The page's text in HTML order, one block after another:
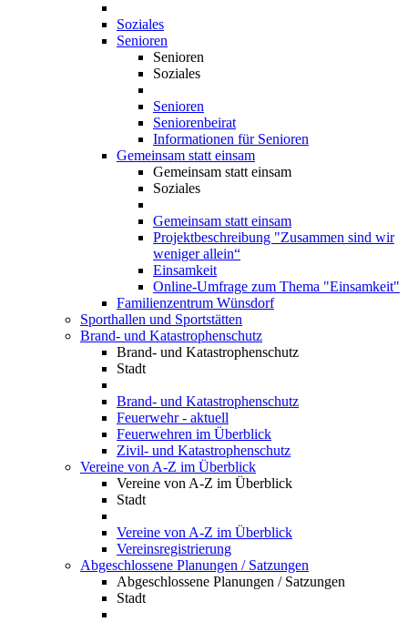
Soziales
Senioren
Senioren
Soziales
Senioren
Seniorenbeirat
Informationen für Senioren
Gemeinsam statt einsam
Gemeinsam statt einsam
Soziales
Gemeinsam statt einsam
Projektbeschreibung "Zusammen sind wir
weniger allein“
Einsamkeit
Online-Umfrage zum Thema "Einsamkeit"
Familienzentrum Wünsdorf
Sporthallen und Sportstätten
Brand- und Katastrophenschutz
Brand- und Katastrophenschutz
Stadt
Brand- und Katastrophenschutz
Feuerwehr - aktuell
Feuerwehren im Überblick
Zivil- und Katastrophenschutz
Vereine von A-Z im Überblick
Vereine von A-Z im Überblick
Stadt
Vereine von A-Z im Überblick
Vereinsregistrierung
Abgeschlossene Planungen / Satzungen
Abgeschlossene Planungen / Satzungen
Stadt